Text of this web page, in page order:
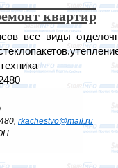
квартир
все виды
rkachestvo@mail.ru